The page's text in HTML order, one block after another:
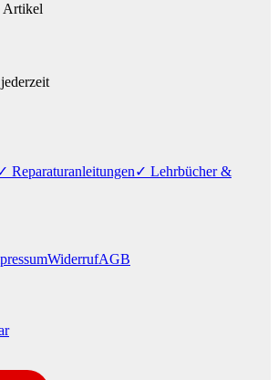
Artikel
Reparaturanleitungen✓ Lehrbücher &
WiderrufAGB